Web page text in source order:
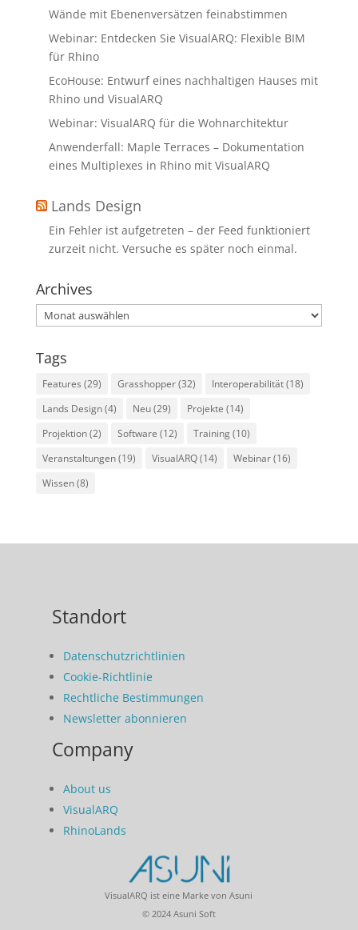
Wände mit Ebenenversätzen feinabstimmen
Webinar: Entdecken Sie VisualARQ: Flexible BIM
für Rhino
EcoHouse: Entwurf eines nachhaltigen Hauses mit
Rhino und VisualARQ
Webinar: VisualARQ für die Wohnarchitektur
Anwenderfall: Maple Terraces – Dokumentation
eines Multiplexes in Rhino mit VisualARQ
Lands Design
Ein Fehler ist aufgetreten – der Feed funktioniert
zurzeit nicht. Versuche es später noch einmal.
Archives
Archives
Tags
Features (29) Grasshopper(32) Interoperabilität(18)
Lands Design(4) Neu(29) Projekte (14)
Projektion(2) Software (12) Training(10)
Veranstaltungen(19) VisualARQ(14) Webinar(16)
Wissen(8)
Standort
Datenschutzrichtlinien
Cookie-Richtlinie
Rechtliche Bestimmungen
Newsletter abonnieren
Company
About us
VisualARQ
RhinoLands
VisualARQ ist eine Marke von Asuni
© 2024 Asuni Soft